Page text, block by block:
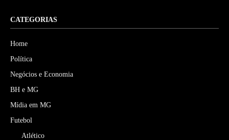
CATEGORIAS
Home
Política
Negócios e Economia
BH e MG
Mídia em MG
Futebol
Atlético